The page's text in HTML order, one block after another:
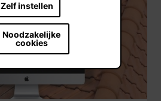
Zelf instellen
Noodzakelijke
cookies